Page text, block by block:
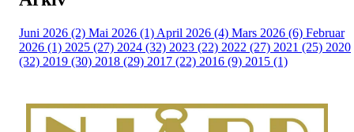
Juni 2026 (2) Mai 2026 (1) April 2026 (4) Mars 2026 (6) Februar
2026 (1) 2025 (27) 2024 (32) 2023 (22) 2022 (27) 2021 (25) 2020
(32) 2019 (30) 2018 (29) 2017 (22) 2016 (9) 2015 (1)